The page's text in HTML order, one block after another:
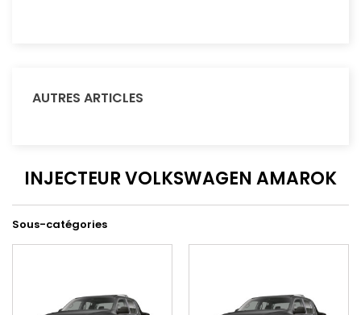
AUTRES ARTICLES
INJECTEUR VOLKSWAGEN AMAROK
Sous-catégories